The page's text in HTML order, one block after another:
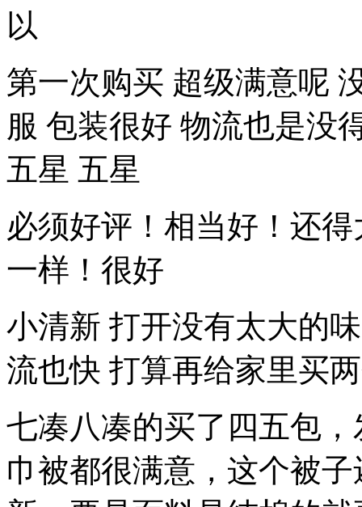
以
第一次购买 超级满意呢
服 包装很好 物流也是没
五星 五星
必须好评！相当好！还
一样！很好
小清新 打开没有太大的
流也快 打算再给家里买
七凑八凑的买了四五包
巾被都很满意，这个被